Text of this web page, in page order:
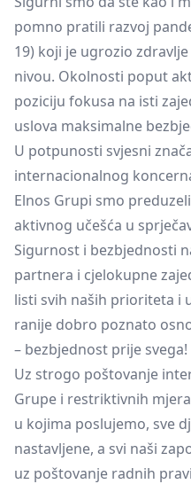
pomno pratili razvoj
19) koji je ugrozio
nivou. Okolnosti poput
poziciju fokusa na isti
uslova maksimalne
U potpunosti svjesni
internacionalnog
Elnos Grupi smo
aktivnog učešća u
Sigurnost i bezbjednosti
partnera i cjelokupne
listi svih naših prioriteta i
ranije dobro poznato
– bezbjednost prije svega!
Uz strogo poštovanje
Grupe i restriktivnih
u kojima poslujemo, sve
nastavljene, a svi naši
uz poštovanje radnih